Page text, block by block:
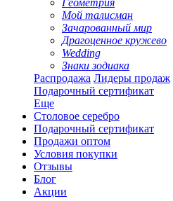
Геометрия
Мой талисман
Зачарованный мир
Драгоценное кружево
Wedding
Знаки зодиака
Распродажа Лидеры продаж
Подарочный сертификат
Еще
Столовое серебро
Подарочный сертификат
Продажи оптом
Условия покупки
Отзывы
Блог
Акции